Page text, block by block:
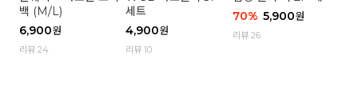
백 (M/L)
6,900원
리뷰 24
세트
4,900원
리뷰 10
70% 5,900원
리뷰 26